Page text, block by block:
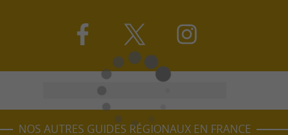
NOS AUTRES GUIDES RÉGIONAUX EN FRANCE